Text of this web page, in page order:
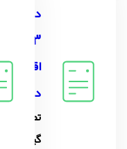
درس
13
اقتصاد
دهم
تصمیم
گیری